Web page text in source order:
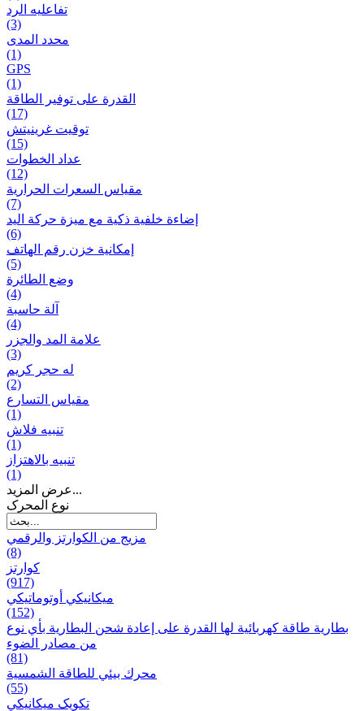
تفاعلیه الرد
(3)
محدد المدى
(1)
GPS
(1)
القدرة على توفير الطاقة
(17)
توقيت غرينيتش
(15)
عداد الخطوات
(12)
مقیاس السعرات الحرارية
(7)
إضاءة خلفية ذكية مع ميزة حرکة اليد
(6)
إمكانية خزن رقم الهاتف
(5)
وضع الطائرة
(4)
آلة حاسبة
(4)
علامة المد والجزر
(3)
له حجر كريم
(2)
مقياس التسارع
(1)
تنبيه فلاش
(1)
تنبيه بالاهتزاز
(1)
عرض المزيد...
نوع المحرک
مزيج من الكوارتز والرقمي
(8)
كوارتز
(917)
ميكانيكي أوتوماتيكي
(152)
بطارية طاقة كهربائية لها القدرة على إعادة شحن البطارية بأي نوع
من مصادر الضوء
(81)
محرك بيئي للطاقة الشمسية
(55)
تکویک ميكانيكي